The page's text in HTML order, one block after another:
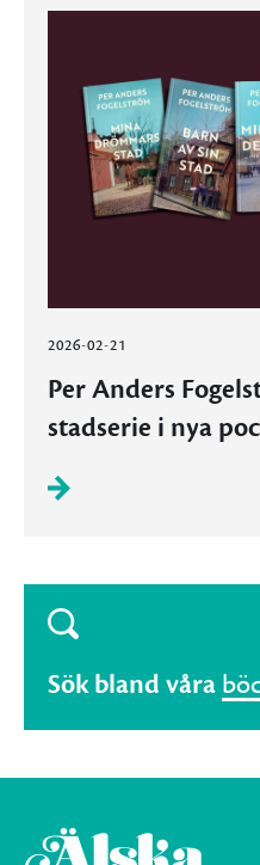
2026-02-21
Per Anders
stadserie i nya
Sök bland våra